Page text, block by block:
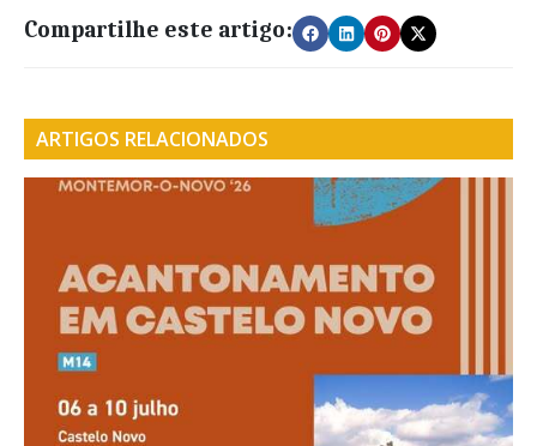
Compartilhe este artigo:
ARTIGOS RELACIONADOS